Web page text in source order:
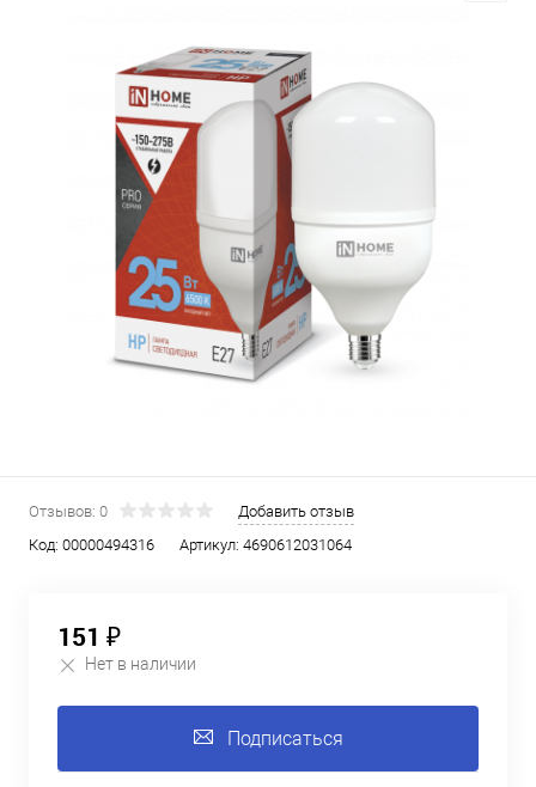
Отзывов: 0
Добавить отзыв
Код: 00000494316 Артикул: 4690612031064
151 ₽
Нет в наличии
Подписаться